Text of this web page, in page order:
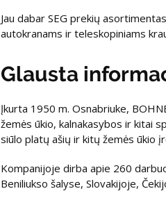
Jau dabar SEG prekių
autokranams ir teleskopiniams
Glausta
Įkurta 1950 m. Osnabriuke,
žemės ūkio, kalnakasybos ir kitai
siūlo platų ašių ir kitų žemės ūkio
Kompanijoje dirba apie 260
Beniliukso šalyse, Slovakijoje,